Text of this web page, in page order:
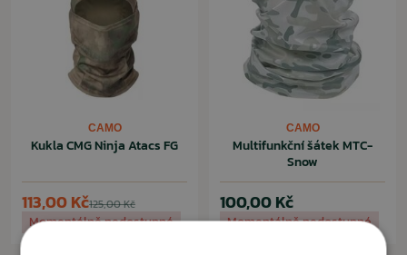
CAMO
Kukla CMG Ninja Atacs FG
125,00 Kč
113,00 Kč
Momentálně nedostupné
CAMO
Multifunkční šátek MTC-
Snow
100,00 Kč
Momentálně nedostupné